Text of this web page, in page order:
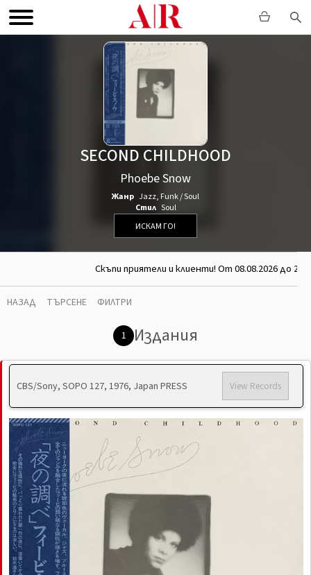
SECOND CHILDHOOD
Phoebe Snow
Жанр Jazz, Funk / Soul
Стил Soul
ИСКАМ ГО!
Скъпи приятели и клиенти! От 08.08.2026 до
НАЗАД ТЪРСЕНЕ ФИЛТРИ
1 Издания
CBS/Sony, SOPO 127, 1976, Japan PRESS View Records